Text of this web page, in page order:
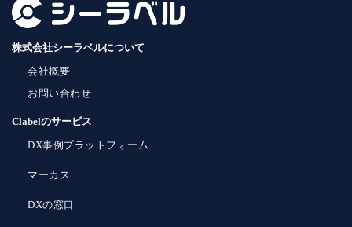
株式会社シーラベルについて
会社概要
お問い合わせ
Clabelのサービス
DX事例プラットフォーム
マーカス
DXの窓口